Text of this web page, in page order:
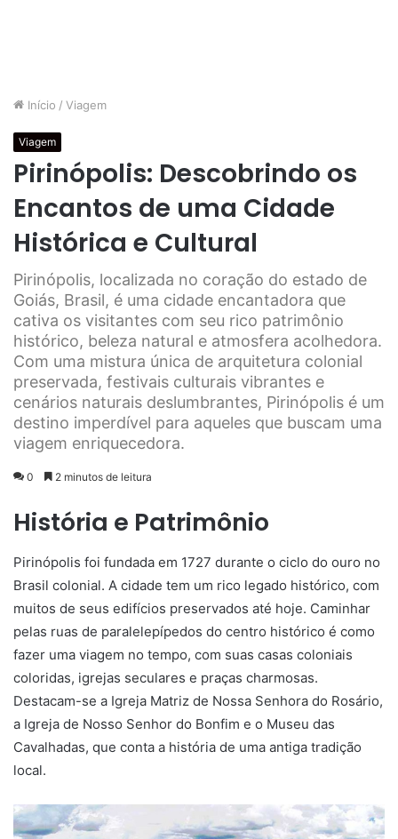
Início / Viagem
Viagem
Pirinópolis: Descobrindo os
Encantos de uma Cidade
Histórica e Cultural
Pirinópolis, localizada no coração do estado de
Goiás, Brasil, é uma cidade encantadora que
cativa os visitantes com seu rico patrimônio
histórico, beleza natural e atmosfera acolhedora.
Com uma mistura única de arquitetura colonial
preservada, festivais culturais vibrantes e
cenários naturais deslumbrantes, Pirinópolis é um
destino imperdível para aqueles que buscam uma
viagem enriquecedora.
0 2 minutos de leitura
História e Patrimônio
Pirinópolis foi fundada em 1727 durante o ciclo do ouro no
Brasil colonial. A cidade tem um rico legado histórico, com
muitos de seus edifícios preservados até hoje. Caminhar
pelas ruas de paralelepípedos do centro histórico é como
fazer uma viagem no tempo, com suas casas coloniais
coloridas, igrejas seculares e praças charmosas.
Destacam-se a Igreja Matriz de Nossa Senhora do Rosário,
a Igreja de Nosso Senhor do Bonfim e o Museu das
Cavalhadas, que conta a história de uma antiga tradição
local.